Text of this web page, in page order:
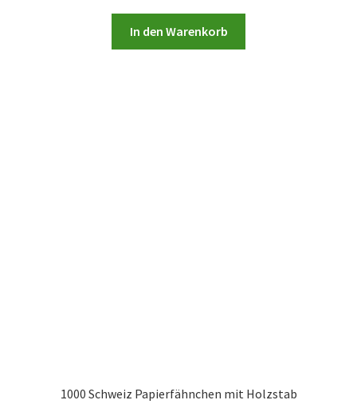
In den Warenkorb
1000 Schweiz Papierfähnchen mit Holzstab